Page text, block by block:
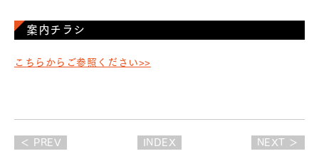
案内チラシ
こちらからご参照ください>>
＜ PREV INDEX NEXT ＞